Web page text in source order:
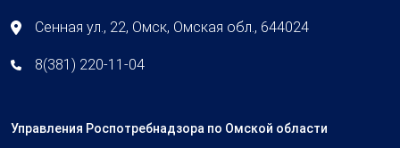
Сенная ул., 22, Омск, Омская обл., 644024
8(381) 220-11-04
Управления Роспотребнадзора по Омской области